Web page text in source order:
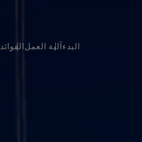
البدء آلية العمل الفوائد